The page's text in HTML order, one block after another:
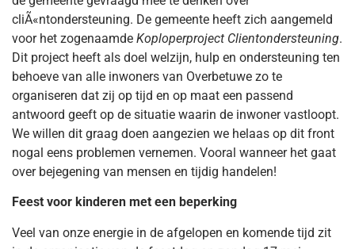
cliÃ«ntondersteuning. De gemeente heeft zich aangemeld
voor het zogenaamde Koploperproject Clientondersteuning.
Dit project heeft als doel welzijn, hulp en ondersteuning ten
behoeve van alle inwoners van Overbetuwe zo te
organiseren dat zij op tijd en op maat een passend
antwoord geeft op de situatie waarin de inwoner vastloopt.
We willen dit graag doen aangezien we helaas op dit front
nogal eens problemen vernemen. Vooral wanneer het gaat
over bejegening van mensen en tijdig handelen!
Feest voor kinderen met een beperking
Veel van onze energie in de afgelopen en komende tijd zit